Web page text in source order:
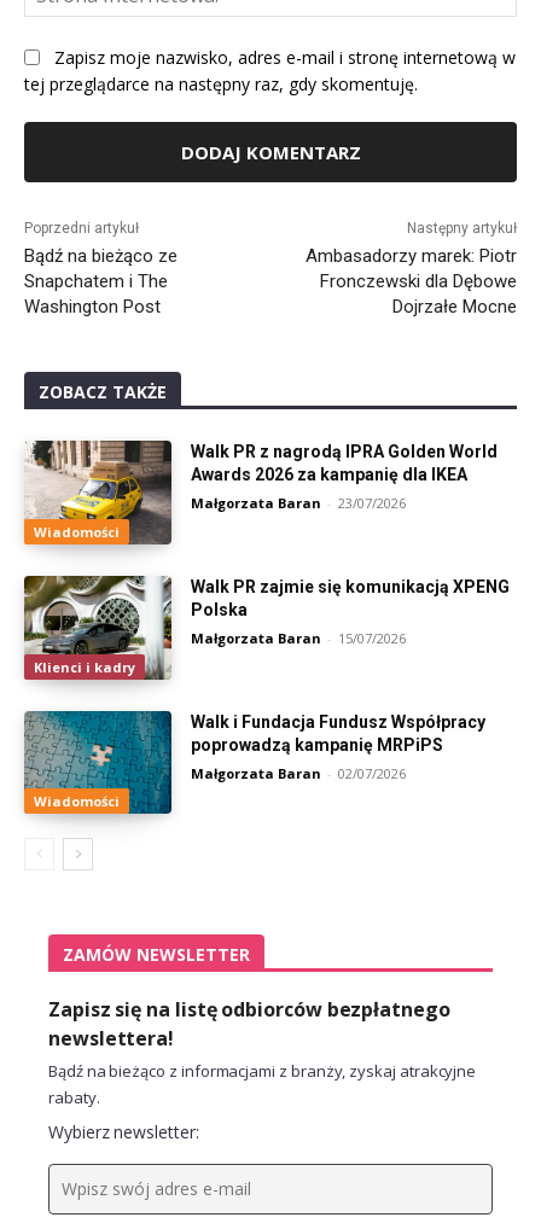
Zapisz moje nazwisko, adres e-mail i stronę internetową w
tej przeglądarce na następny raz, gdy skomentuję.
Poprzedni artykuł
Bądź na bieżąco ze
Snapchatem i The
Washington Post
Następny artykuł
Ambasadorzy marek: Piotr
Fronczewski dla Dębowe
Dojrzałe Mocne
ZOBACZ TAKŻE
Wiadomości
Walk PR z nagrodą IPRA Golden World
Awards 2026 za kampanię dla IKEA
Małgorzata Baran - 23/07/2026
Klienci i kadry
Walk PR zajmie się komunikacją XPENG
Polska
Małgorzata Baran - 15/07/2026
Wiadomości
Walk i Fundacja Fundusz Współpracy
poprowadzą kampanię MRPiPS
Małgorzata Baran - 02/07/2026
ZAMÓW NEWSLETTER
Zapisz się na listę odbiorców bezpłatnego
newslettera!
Bądź na bieżąco z informacjami z branży, zyskaj atrakcyjne
rabaty.
Wybierz newsletter: